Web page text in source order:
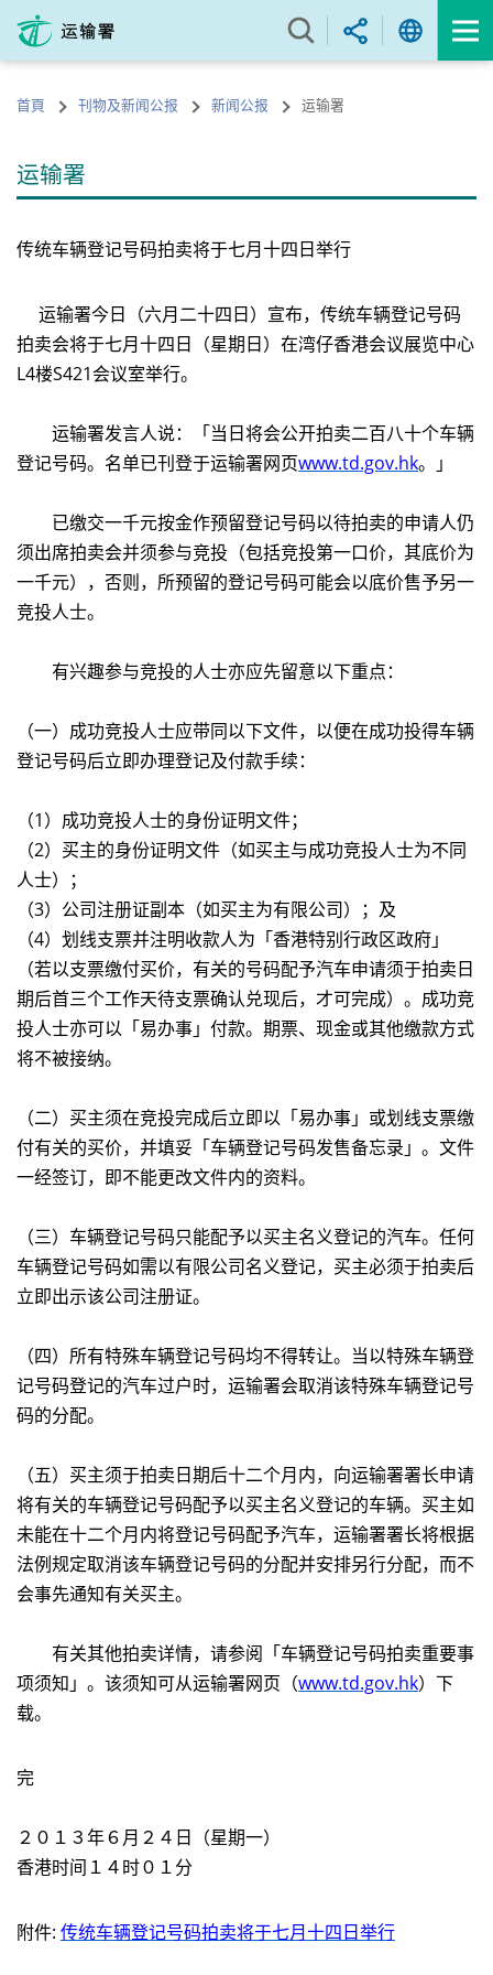
内
的首頁 刊物及新闻公报 新闻公报 运输署
运输署
传统车辆登记号码拍卖将于七月十四日举行
运输署今日（六月二十四日）宣布，传统车辆登记号码
拍卖会将于七月十四日（星期日）在湾仔香港会议展览中心
L4楼S421会议室举行。
运输署发言人说：「当日将会公开拍卖二百八十个车辆
登记号码。名单已刊登于运输署网页www.td.gov.hk。」
已缴交一千元按金作预留登记号码以待拍卖的申请人仍
须出席拍卖会并须参与竞投（包括竞投第一口价，其底价为
一千元），否则，所预留的登记号码可能会以底价售予另一
竞投人士。
有兴趣参与竞投的人士亦应先留意以下重点：
（一）成功竞投人士应带同以下文件，以便在成功投得车辆
登记号码后立即办理登记及付款手续：
（1）成功竞投人士的身份证明文件；
（2）买主的身份证明文件（如买主与成功竞投人士为不同
人士）；
（3）公司注册证副本（如买主为有限公司）；及
（4）划线支票并注明收款人为「香港特别行政区政府」
（若以支票缴付买价，有关的号码配予汽车申请须于拍卖日
期后首三个工作天待支票确认兑现后，才可完成）。成功竞
投人士亦可以「易办事」付款。期票、现金或其他缴款方式
将不被接纳。
（二）买主须在竞投完成后立即以「易办事」或划线支票缴
付有关的买价，并填妥「车辆登记号码发售备忘录」。文件
一经签订，即不能更改文件内的资料。
（三）车辆登记号码只能配予以买主名义登记的汽车。任何
车辆登记号码如需以有限公司名义登记，买主必须于拍卖后
立即出示该公司注册证。
（四）所有特殊车辆登记号码均不得转让。当以特殊车辆登
记号码登记的汽车过户时，运输署会取消该特殊车辆登记号
码的分配。
（五）买主须于拍卖日期后十二个月内，向运输署署长申请
将有关的车辆登记号码配予以买主名义登记的车辆。买主如
未能在十二个月内将登记号码配予汽车，运输署署长将根据
法例规定取消该车辆登记号码的分配并安排另行分配，而不
会事先通知有关买主。
有关其他拍卖详情，请参阅「车辆登记号码拍卖重要事
项须知」。该须知可从运输署网页（www.td.gov.hk）下
载。
完
２０１３年６月２４日（星期一）
香港时间１４时０１分
附件: 传统车辆登记号码拍卖将于七月十四日举行